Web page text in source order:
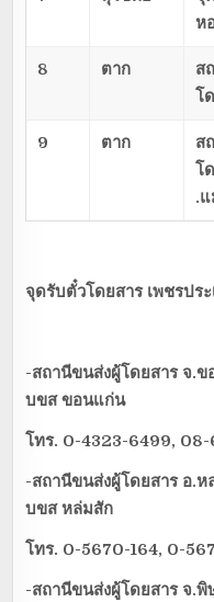
ห
8 ตาก
ส
โ
9 ตาก
ส
โ
.
จุดรับตั๋วโดยสารเพชรประ
-สถานีขนส่งผู้โดยสาร จ.
บขส ขอนแก่น
โทร. 0-4323-6499,
-สถานีขนส่งผู้โดยสาร อ
บขส หล่มสัก
โทร. 0-5670-164, 0-
-สถานีขนส่งผู้โดยสาร จ.